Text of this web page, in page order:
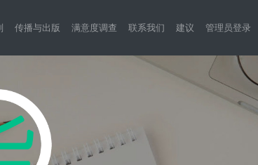
传播与出版 满意度调查 联系我们 建议 管理员登录